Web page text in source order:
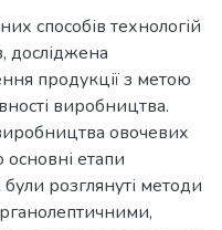
способів технологій
досліджена
продукції з метою
виробництва.
овочевих
основні етапи
розглянуті методи